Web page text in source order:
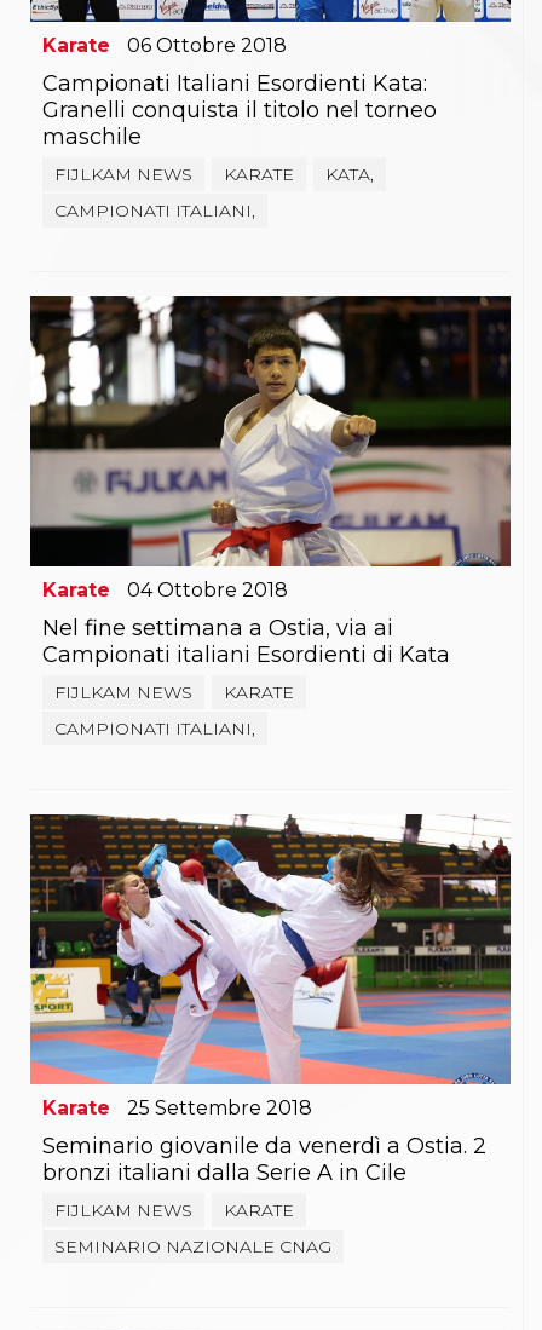
Karate 06 Ottobre 2018
Campionati Italiani Esordienti Kata:
Granelli conquista il titolo nel torneo
maschile
FIJLKAM NEWS KARATE
KATA,
CAMPIONATI ITALIANI,
Karate 04Ottobre 2018
Nel fine settimana a Ostia, via ai
Campionati italiani Esordienti di Kata
FIJLKAM NEWS
KARATE
CAMPIONATI ITALIANI,
Karate 25 Settembre 2018
Seminario giovanile da venerdì a Ostia. 2
bronzi italiani dalla Serie A in Cile
FIJLKAM NEWS
KARATE
SEMINARIO NAZIONALE CNAG